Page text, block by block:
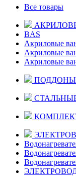
Все товары
BAS
Акриловые
Акриловые
Акриловые
ПОДДОНЫ